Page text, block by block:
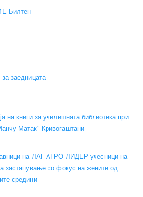
Билтен
заедницата
на книги за училишната библиотека при
Матак" Кривогаштани
на ЛАГ АГРО ЛИДЕР учесници на
застапување со фокус на жените од
средини